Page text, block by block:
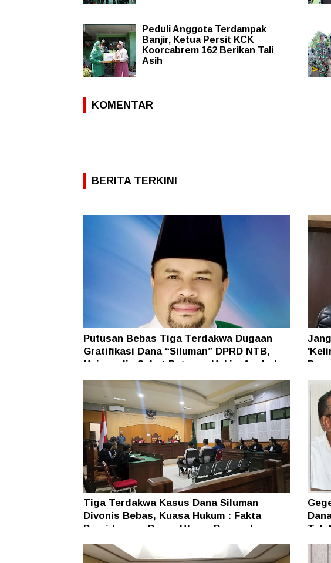
Peduli Anggota Terdampak
Banjir, Ketua Persit KCK
Koorcabrem 162 Berikan Tali
Asih
KOMENTAR
BERITA TERKINI
Putusan Bebas Tiga Terdakwa Dugaan
Gratifikasi Dana “Siluman” DPRD NTB,
Najamudin Sebut Putusan Hakim Aneh dan
Ganjil
Tiga Terdakwa Kasus Dana Siluman
Divonis Bebas, Kuasa Hukum : Fakta
Persidangan Dasar Utama Penegakan
Hukum
Tak